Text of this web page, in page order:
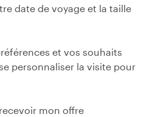
date de voyage et la taille
et vos souhaits
personnaliser la visite pour
mon offre